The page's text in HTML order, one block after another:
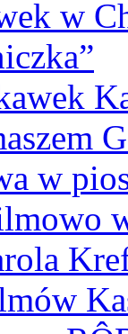
w
w